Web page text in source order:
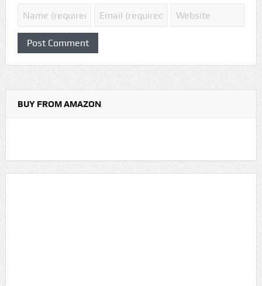
BUY FROM AMAZON